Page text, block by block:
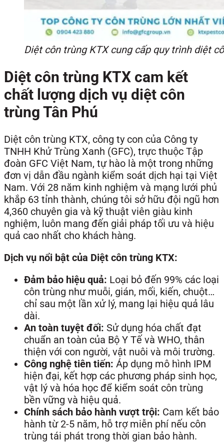
Diệt côn trùng KTX cung cấp quy trình diệt
Diệt côn trùng KTX cam kết
chất lượng dịch vụ diệt côn
trùng Tân Phú
Diệt côn trùng KTX, công ty con của Công ty
TNHH Khử Trùng Xanh (GFC), trực thuộc Tập
đoàn GFC Việt Nam, tự hào là một trong những
đơn vị dẫn đầu ngành kiểm soát dịch hại tại Việt
Nam. Với 28 năm kinh nghiệm và mạng lưới phủ
khắp 63 tỉnh thành, chúng tôi sở hữu đội ngũ hơn
4,360 chuyên gia và kỹ thuật viên giàu kinh
nghiệm, luôn mang đến giải pháp tối ưu và hiệu
quả cao nhất cho khách hàng.
Dịch vụ nổi bật của Diệt côn trùng KTX:
Đảm bảo hiệu quả: Loại bỏ đến 99% các loại
côn trùng như muỗi, gián, mối, kiến, chuột…
chỉ sau một lần xử lý, mang lại hiệu quả lâu
dài.
An toàn tuyệt đối: Sử dụng hóa chất đạt
chuẩn an toàn của Bộ Y Tế và WHO, thân
thiện với con người, vật nuôi và môi trường.
Công nghệ tiên tiến: Áp dụng mô hình IPM
hiện đại, kết hợp các phương pháp sinh học,
vật lý và hóa học để kiểm soát côn trùng
bền vững và hiệu quả.
Chính sách bảo hành vượt trội: Cam kết bảo
hành từ 2-5 năm, hỗ trợ miễn phí nếu côn
trùng tái phát trong thời gian bảo hành.